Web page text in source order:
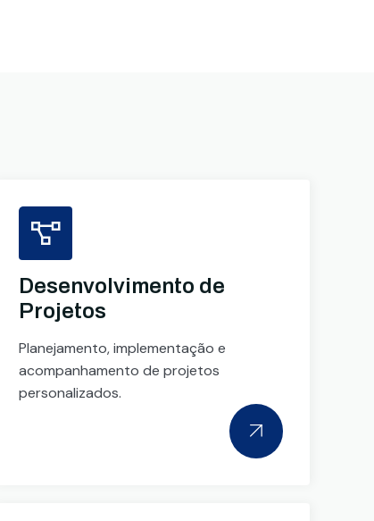
Desenvolvimento de
Projetos
Planejamento, implementação e
acompanhamento de projetos
personalizados.